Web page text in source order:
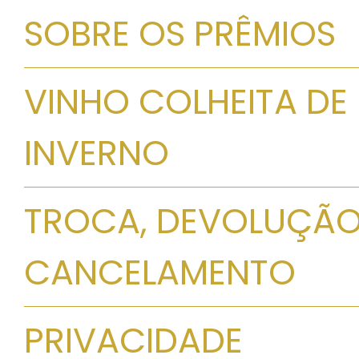
SOBRE OS PRÊMIOS
VINHO COLHEITA DE
INVERNO
TROCA,
CANCELAMENTO
PRIVACIDADE